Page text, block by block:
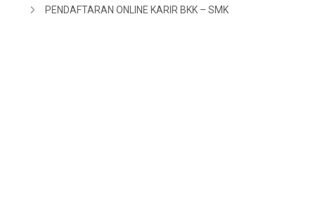
PENDAFTARAN ONLINE KARIR BKK – SMK